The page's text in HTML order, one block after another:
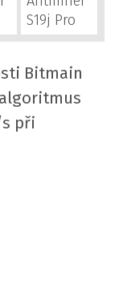
Bitmain
s při